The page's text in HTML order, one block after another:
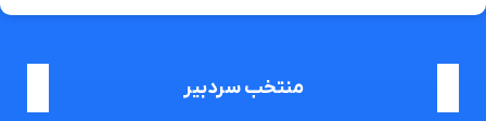
منتخب سردبیر